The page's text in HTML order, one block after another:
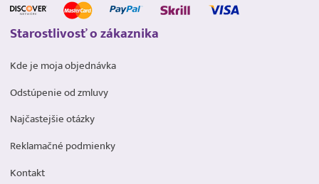
Starostlivosť o zákaznika
Kde je moja objednávka
Odstúpenie od zmluvy
Najčastejšie otázky
Reklamačné podmienky
Kontakt